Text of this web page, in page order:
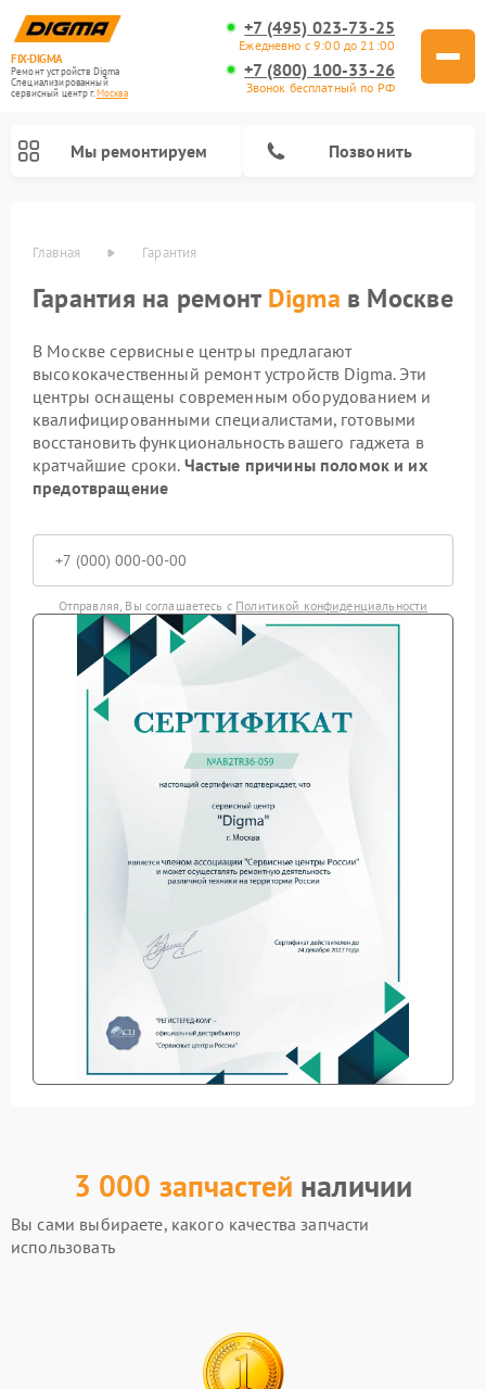
FIX-DIGMA
Ремонт устройств Digma
Специализированный
cервисный центр г.Москва
+7 (495) 023-73-25
Ежедневно с 9:00 до 21:00
+7 (800) 100-33-26
Звонок бесплатный по РФ
Мы ремонтируем Позвонить
Главная Гарантия
Гарантия на ремонт Digma в Москве
В Москве сервисные центры предлагают
высококачественный ремонт устройств Digma. Эти
центры оснащены современным оборудованием и
квалифицированными специалистами, готовыми
восстановить функциональность вашего гаджета в
кратчайшие сроки. Частые причины поломок и их
предотвращение
Отправляя, Вы соглашаетесь с Политикой конфиденциальности
3 000 запчастей наличии
Вы сами выбираете, какого качества запчасти
использовать